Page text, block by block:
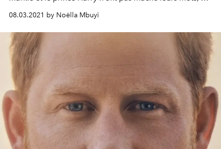
l’antenne de l’émission d’Oprah Winfrey diffusée sur
CBS. Tour d’horizon de ce qu’il faut retenir de cet
entretien à charge contre la presse et la Couronne
britannique.
08.03.2021 by Noëlla Mbuyi